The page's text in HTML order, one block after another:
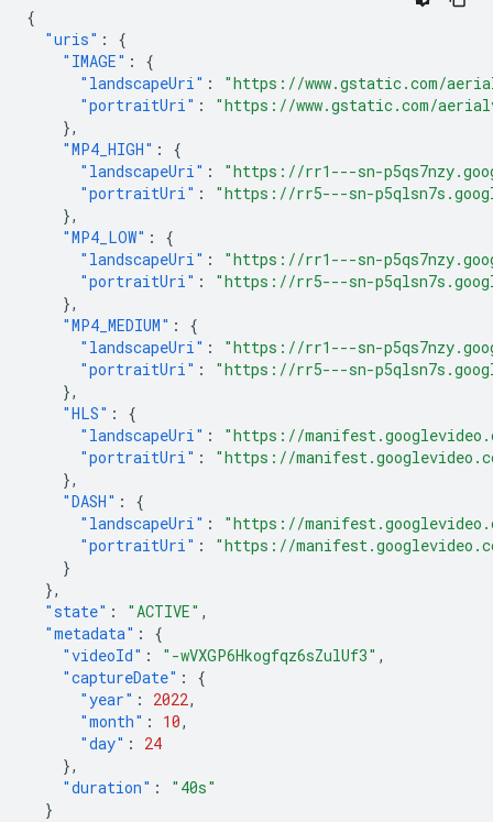
{
"uris" :
{
"IMAGE" :
{
"landscapeUri" :
"https://www.gstatic.com/
"portraitUri" :
"https://www.gstatic.com/
},
"MP4_HIGH" :
{
"landscapeUri" :
"https://rr1---sn-
"portraitUri" :
"https://rr5---sn-
},
"MP4_LOW" :
{
"landscapeUri" :
"https://rr1---sn-
"portraitUri" :
"https://rr5---sn-
},
"MP4_MEDIUM" :
{
"landscapeUri" :
"https://rr1---sn-
"portraitUri" :
"https://rr5---sn-
},
"HLS" :
{
"landscapeUri" :
"https://
"portraitUri" :
"https://
},
"DASH" :
{
"landscapeUri" :
"https://
"portraitUri" :
"https://
}
},
"state" : "ACTIVE" ,
"metadata" :
{
"videoId" : "-wVXGP6Hkogfqz6sZulUf3" ,
"captureDate" :
{
"year" : 2022,
"month" : 10,
"day" :
24
},
"duration" :
"40s"
}